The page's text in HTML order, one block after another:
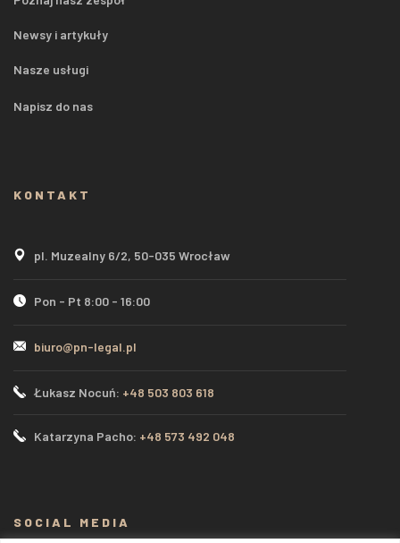
Newsy i artykuły
Nasze usługi
Napisz do nas
KONTAKT
pl. Muzealny 6/2, 50-035 Wrocław
Pon - Pt 8:00 - 16:00
biuro@pn-legal.pl
Łukasz Nocuń: +48 503 803 618
Katarzyna Pacho: +48 573 492 048
SOCIAL MEDIA